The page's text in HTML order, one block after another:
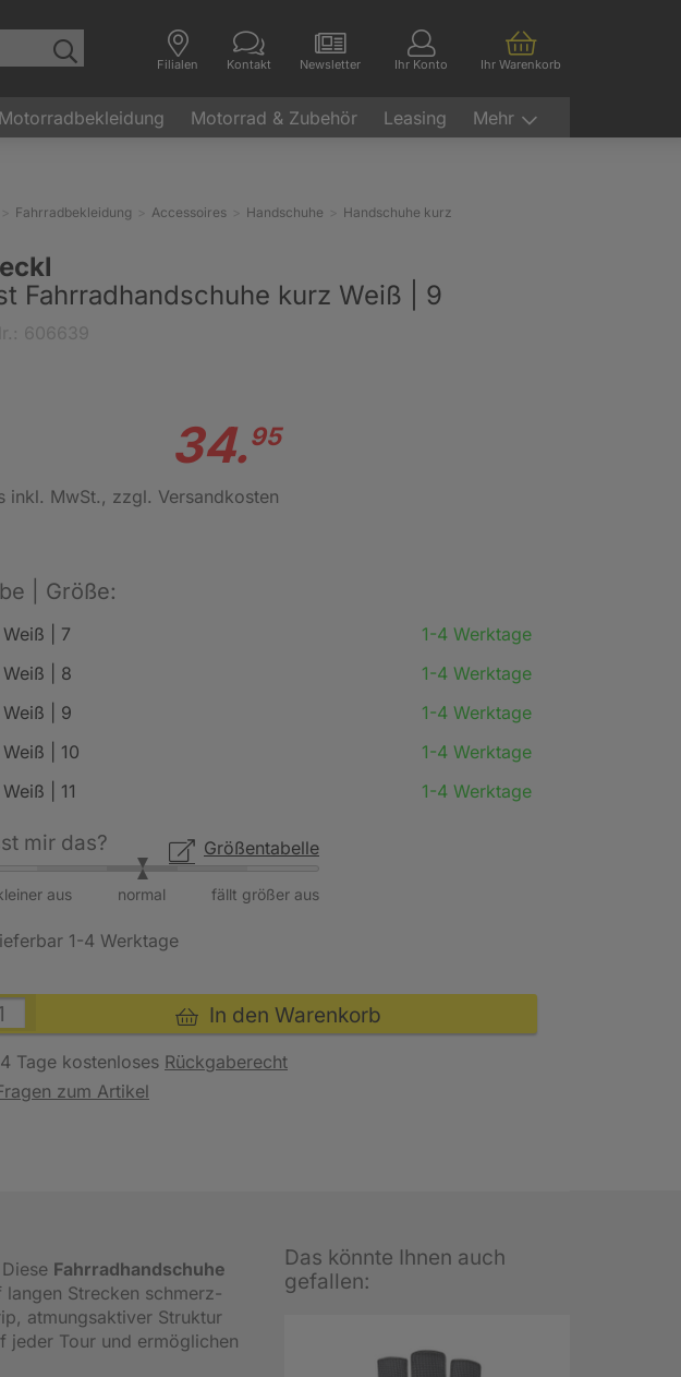
Filialen Kontakt Newsletter Ihr Konto Ihr Warenkorb
Motorradbekleidung Motorrad & Zubehör Leasing Mehr
Fahrradbekleidung Accessoires Handschuhe Handschuhe kurz
Fahrradhandschuhe kurz Weiß | 9
34.95
inkl. MwSt., zzgl. Versandkosten
| Größe:
Weiß | 7
1-4 Werktage
Weiß | 8
1-4 Werktage
Weiß | 9
1-4 Werktage
Weiß | 10
1-4 Werktage
Weiß | 11
1-4 Werktage
Größentabelle
mir das?
aus fällt größer aus
normal
1-4 Werktage
In den Warenkorb
Tage kostenloses Rückgaberecht
zum Artikel
Fahrradhandschuhe
Strecken schmerz-
atmungsaktiver Struktur
jeder Tour und ermöglichen
Das könnte Ihnen auch
gefallen: